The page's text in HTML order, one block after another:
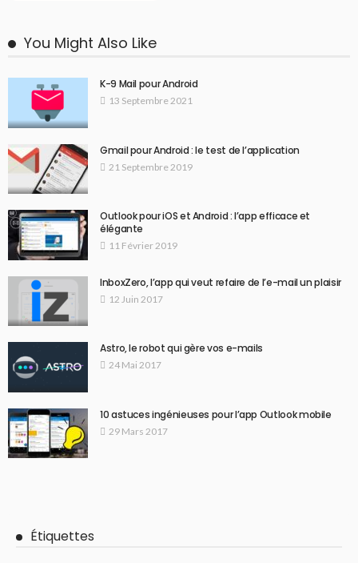
You Might Also Like
K-9 Mail pour Android
13 Septembre 2021
Gmail pour Android : le test de l’application
21 Septembre 2019
Outlook pour iOS et Android : l’app efficace et
élégante
11 Février 2019
InboxZero, l’app qui veut refaire de l’e-mail un plaisir
12 Juin 2017
Astro, le robot qui gère vos e-mails
24 Mai 2017
10 astuces ingénieuses pour l’app Outlook mobile
29 Mars 2017
Étiquettes